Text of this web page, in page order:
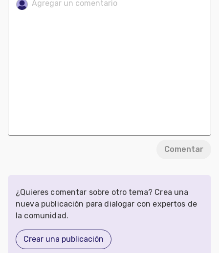
Comentar
¿Quieres comentar sobre otro tema? Crea una
nueva publicación para dialogar con expertos de
la comunidad.
Crear una publicación